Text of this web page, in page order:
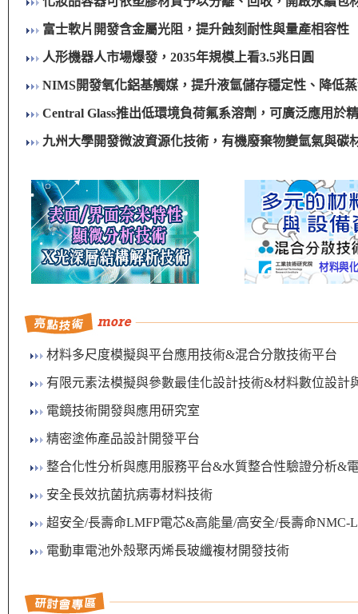
富士軟片開發含金屬光阻，提升蝕刻耐性與量產相容性
人形機器人市場爆發，2035年規模上看3.5兆日圓
NIMS開發氧化鋁基觸媒，提升液氫儲存穩定性、降低
Central Glass推出低環境負荷氟系溶劑，可廣泛應用於
九州大學開發微波資源化技術，有機廢棄物變氫氣與碳
材料多尺度模擬與平台應用技術&混合分散技術平台
有限元素法模擬與參數最佳化設計技術&材料數位設計
電鏡技術開發與應用研究室
精密塗佈產品設計開發平台
整合化性分析與應用服務平台&水質整合性驗證分析&
安全長效抗菌抗病毒材料技術
超安全/長壽命LMFP電芯&高能量/高安全/長壽命NMC-
電動車電池外殼聚丙烯長玻纖複材開發技術